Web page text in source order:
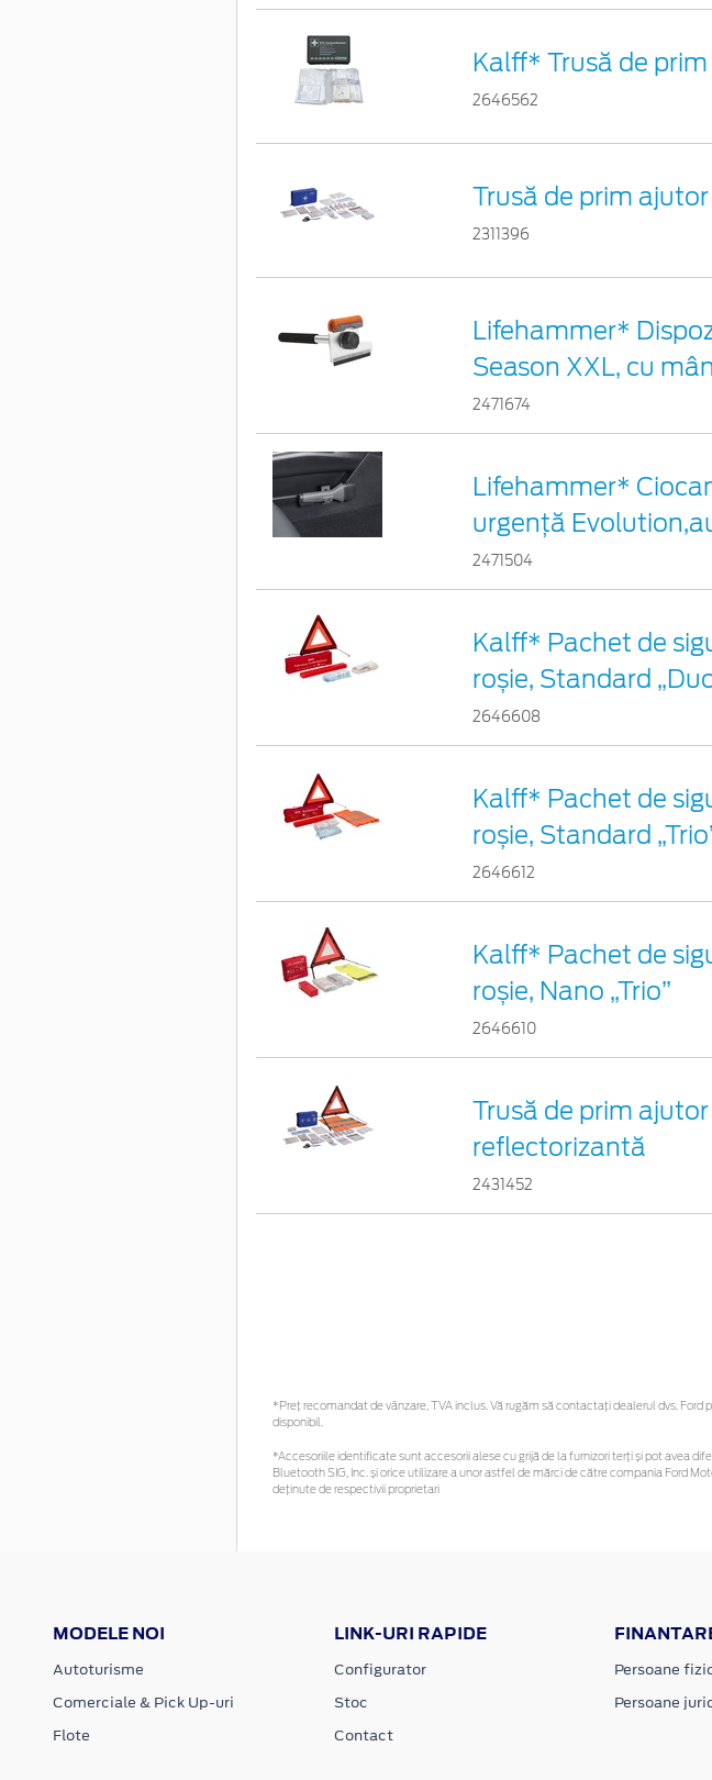
Kalff* Trusă de
2646562
Trusă de prim
2311396
Lifehammer*
Season XXL, cu
2471674
Lifehammer*
urgenţă
2471504
Kalff* Pachet de
roșie, Standard
2646608
Kalff* Pachet de
roșie, Standard
2646612
Kalff* Pachet de
roșie, Nano „Trio”
2646610
Trusă de prim
reflectorizantă
2431452
*Preţ recomandat de vânzare, TVA inclus. Vă rugăm să contactaţi dealerul dvs.
disponibil.
*Accesoriile identificate sunt accesorii alese cu grijă de la furnizori terți și pot avea
Bluetooth SIG, Inc. și orice utilizare a unor astfel de mărci de către compania Ford
deținute de respectivii proprietari
MODELE NOI
Autoturisme
Comerciale & Pick Up-uri
Flote
LINK-URI RAPIDE
Configurator
Stoc
Contact
Persoane
Persoane